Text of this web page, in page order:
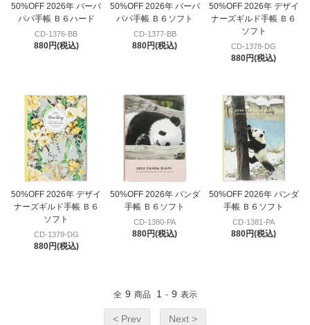
50%OFF 2026年 バーバ
パパ手帳 Ｂ６ハード
CD-1376-BB
880円(税込)
50%OFF 2026年 バーバ
パパ手帳 Ｂ６ソフト
CD-1377-BB
880円(税込)
50%OFF 2026年 デザイ
ナーズギルド手帳 Ｂ６
ソフト
CD-1378-DG
880円(税込)
50%OFF 2026年 デザイ
ナーズギルド手帳 Ｂ６
ソフト
CD-1379-DG
880円(税込)
50%OFF 2026年 パンダ
手帳 Ｂ６ソフト
CD-1380-PA
880円(税込)
50%OFF 2026年 パンダ
手帳 Ｂ６ソフト
CD-1381-PA
880円(税込)
全 9 商品 1 - 9 表示
< Prev Next >